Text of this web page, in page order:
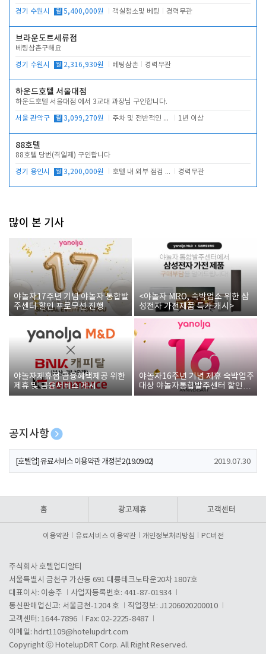
경기 수원시 월 5,400,000원 객실청소및 베팅 경력무관
브라운도트세류점
베팅삼촌구해요
경기 수원시 월 2,316,930원 베팅삼촌 경력무관
하운드호텔 서울대점
하운드호텔 서울대점 에서 3교대 과장님 구인합니다.
서울 관악구 월 3,099,270원 주차 및 전반적인 당번업무 1년 이상
88호텔
88호텔 당번(격일제) 구인합니다
경기 용인시 월 3,200,000원 호텔 내 외부 점검 및 프런트 운영 경력무관
많이 본 기사
야놀자17주년 기념 야놀자 통합발
주센터 할인 프로모션 진행
<야놀자 MRO, 숙박업소 위한 삼
성전자 가전제품 특가 개시>
야놀자제휴점 금융혜택제공 위한
제휴 및 금융서비스 게시
야놀자16주년 기념 제휴 숙박업주
대상 야놀자통합발주센터 할인쿠
폰 증정
공지사항
[호텔업] 개인정보 처리방침 개정본1 (19.09.02)
[호텔업] 유료서비스 이용약관 개정본2 (19.09.02) 2019.07.30
홈 광고제휴 고객센터
이용약관 유료서비스 이용약관 개인정보처리방침 PC버전
주식회사 호텔업디알티
서울특별시 금천구 가산동 691 대륭테크노타운20차 1807호
대표이사: 이송주
사업자등록번호: 441-87-01934
통신판매업신고: 서울금천-1204 호
직업정보: J1206020200010
고객센터: 1644-7896
Fax: 02-2225-8487
이메일: hdrt1109@hotelupdrt.com
Copyright ⓒ HotelupDRT Corp. All Right Reserved.